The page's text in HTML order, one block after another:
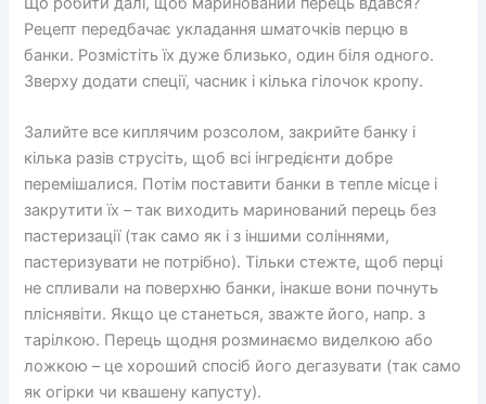
Рецепт передбачає укладання шматочків перцю в
банки. Розмістіть їх дуже близько, один біля одного.
Зверху додати спеції, часник і кілька гілочок кропу.
Залийте все киплячим розсолом, закрийте банку і
кілька разів струсіть, щоб всі інгредієнти добре
перемішалися. Потім поставити банки в тепле місце і
закрутити їх – так виходить маринований перець без
пастеризації (так само як і з іншими соліннями,
пастеризувати не потрібно). Тільки стежте, щоб перці
не спливали на поверхню банки, інакше вони почнуть
пліснявіти. Якщо це станеться, зважте його, напр. з
тарілкою. Перець щодня розминаємо виделкою або
ложкою – це хороший спосіб його дегазувати (так само
як огірки чи квашену капусту).